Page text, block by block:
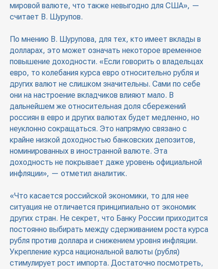
мировой валюте, что также невыгодно для США», —
считает В. Шурупов.
По мнению В. Шурупова, для тех, кто имеет вклады в
долларах, это может означать некоторое временное
повышение доходности. «Если говорить о владельцах
евро, то колебания курса евро относительно рубля и
других валют не слишком значительны. Сами по себе
они на настроение вкладчиков влияют мало. В
дальнейшем же относительная доля сбережений
россиян в евро и других валютах будет медленно, но
неуклонно сокращаться. Это напрямую связано с
крайне низкой доходностью банковских депозитов,
номинированных в иностранной валюте. Эта
доходность не покрывает даже уровень официальной
инфляции», — отметил аналитик.
«Что касается российской экономики, то для нее
ситуация не отличается принципиально от экономик
других стран. Не секрет, что Банку России приходится
постоянно выбирать между сдерживанием роста курса
рубля против доллара и снижением уровня инфляции.
Укрепление курса национальной валюты (рубля)
стимулирует рост импорта. Достаточно посмотреть,